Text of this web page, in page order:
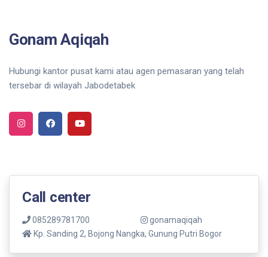
Gonam Aqiqah
Hubungi kantor pusat kami atau agen pemasaran yang telah
tersebar di wilayah Jabodetabek
Call center
085289781700
gonamaqiqah
Kp. Sanding 2, Bojong Nangka, Gunung Putri Bogor